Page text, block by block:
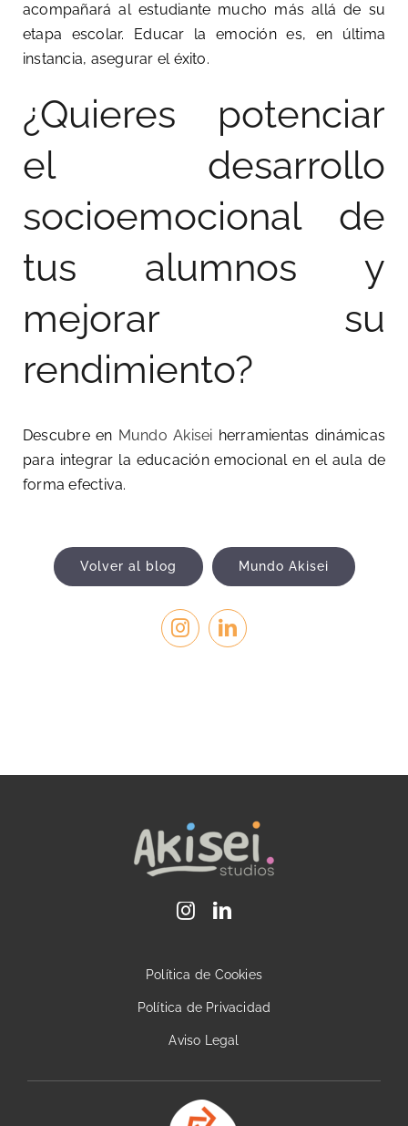
acompañará al estudiante mucho más allá de su
etapa escolar. Educar la emoción es, en última
instancia, asegurar el éxito.
¿Quieres potenciar
el desarrollo
socioemocional de
tus alumnos y
mejorar su
rendimiento?
Descubre en Mundo Akisei herramientas dinámicas
para integrar la educación emocional en el aula de
forma efectiva.
Volver al blog Mundo Akisei
Política de Cookies
Política de Privacidad
Aviso Legal